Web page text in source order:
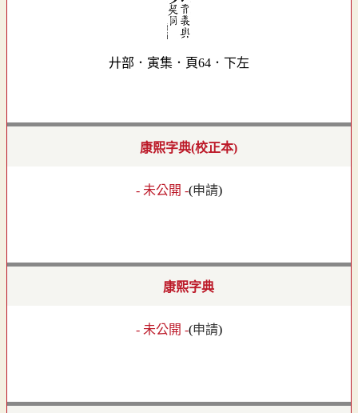
廾部．寅集．頁64．下左
康熙字典(校正本)
- 未公開 -(申請)
康熙字典
- 未公開 -(申請)